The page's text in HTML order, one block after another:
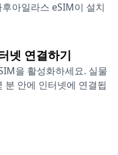
아일라스 eSIM이 설치
넷 연결하기
을 활성화하세요. 실물
분 안에 인터넷에 연결됩